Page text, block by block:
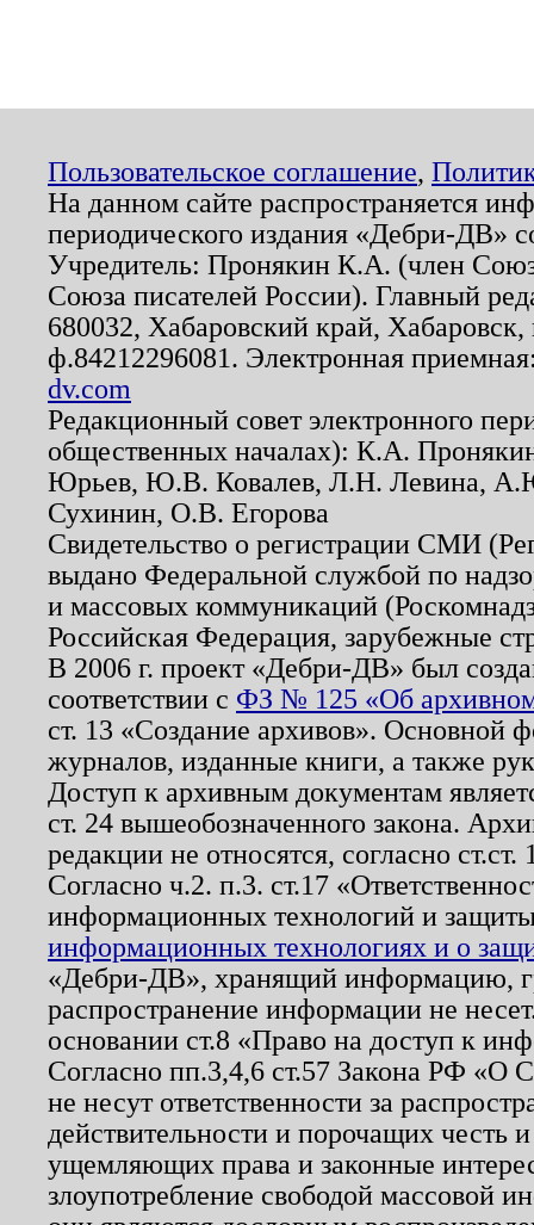
Пользовательское соглашение,
На данном сайте распространяется
периодического издания «Дебри-ДВ»
Учредитель: Пронякин К.А. (член
Союза писателей России). Главный
680032, Хабаровский край,
ф.84212296081. Электронная
dv.com
Редакционный совет электронного
общественных началах): К.А.
Юрьев, Ю.В. Ковалев, Л.Н. Левина,
Сухинин, О.В. Егорова
Свидетельство о регистрации СМИ
выдано Федеральной службой по
и массовых коммуникаций
Российская Федерация, зарубежные
В 2006 г. проект «Дебри-ДВ» был
соответствии с ФЗ № 125 «Об
ст. 13 «Создание архивов». Основной
журналов, изданные книги, а также
Доступ к архивным документам
ст. 24 вышеобозначенного закона.
редакции не относятся, согласно
Согласно ч.2. п.3. ст.17
информационных технологий и
информационных технологиях и о
«Дебри-ДВ», хранящий информацию,
распространение информации не
основании ст.8 «Право на доступ к
Согласно пп.3,4,6 ст.57 Закона РФ «О
не несут ответственности за
действительности и порочащих честь
ущемляющих права и законные
злоупотребление свободой массовой